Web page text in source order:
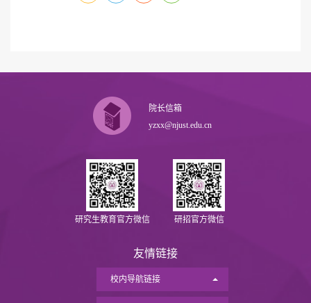
院长信箱
yzxx@njust.edu.cn
研究生教育官方微信 研招官方微信
友情链接
校内导航链接